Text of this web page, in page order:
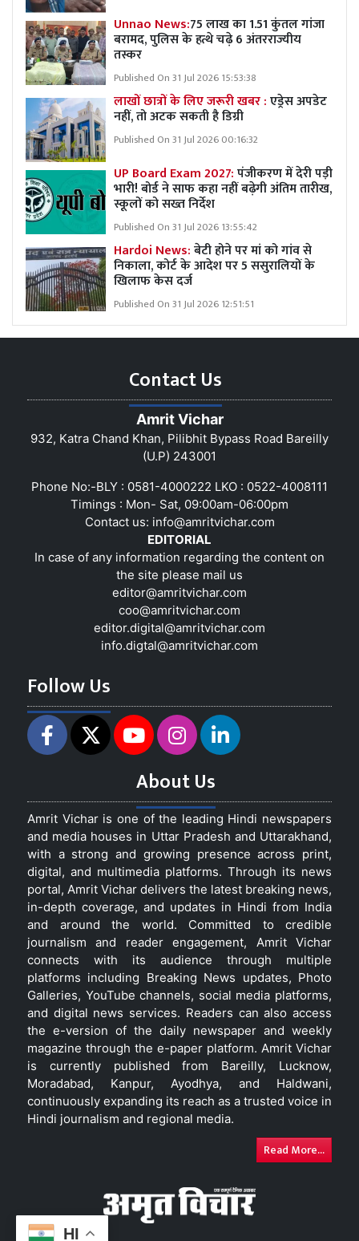
HI
Unnao News:75 लाख का 1.51 कुंतल गांजा
बरामद, पुलिस के हत्थे चढ़े 6 अंतरराज्यीय
तस्कर
Published On 31 Jul 2026 15:53:38
लाखों छात्रों के लिए जरूरी खबर :एड्रेस अपडेट
नहीं, तो अटक सकती है डिग्री
Published On 31 Jul 2026 00:16:32
UP Board Exam 2027:पंजीकरण में देरी पड़ी
भारी! बोर्ड ने साफ कहा नहीं बढ़ेगी अंतिम तारीख,
स्कूलों को सख्त निर्देश
Published On 31 Jul 2026 13:55:42
Hardoi News:बेटी होने पर मां को गांव से
निकाला, कोर्ट के आदेश पर 5 ससुरालियों के
खिलाफ केस दर्ज
Published On 31 Jul 2026 12:51:51
Contact Us
Amrit Vichar
932, Katra Chand Khan, Pilibhit Bypass Road Bareilly
(U.P) 243001
Phone No:-BLY : 0581-4000222 LKO : 0522-4008111
Timings : Mon- Sat, 09:00am-06:00pm
Contact us: info@amritvichar.com
EDITORIAL
In case of any information regarding the content on
the site please mail us
editor@amritvichar.com
coo@amritvichar.com
editor.digital@amritvichar.com
info.digtal@amritvichar.com
Follow Us
About Us
Amrit Vichar is one of the leading Hindi newspapers
and media houses in Uttar Pradesh and Uttarakhand,
with a strong and growing presence across print,
digital, and multimedia platforms. Through its news
portal, Amrit Vichar delivers the latest breaking news,
in-depth coverage, and updates in Hindi from India
and around the world. Committed to credible
journalism and reader engagement, Amrit Vichar
connects with its audience through multiple
platforms including Breaking News updates, Photo
Galleries, YouTube channels, social media platforms,
and digital news services. Readers can also access
the e-version of the daily newspaper and weekly
magazine through the e-paper platform. Amrit Vichar
is currently published from Bareilly, Lucknow,
Moradabad, Kanpur, Ayodhya, and Haldwani,
continuously expanding its reach as a trusted voice in
Hindi journalism and regional media.
Read More...